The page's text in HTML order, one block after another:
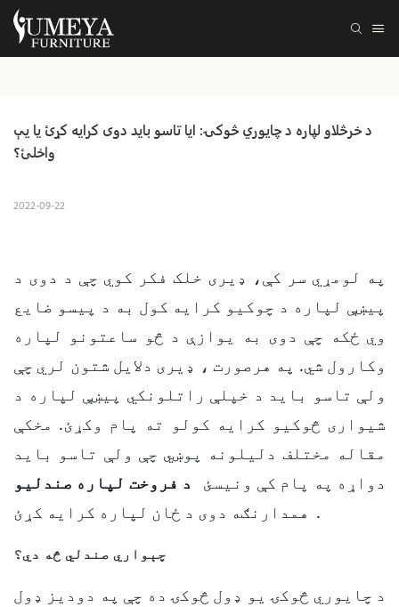
د خرڅلاو لپاره د چایوري څوکۍ: ایا تاسو باید دوی کرایه کړئ یا یې
واخلئ؟
2022-09-22
په لومړي سر کې، ډیری خلک فکر کوي چې د دوی د
پیښې لپاره د چوکیو کرایه کول به د پیسو ضایع
وي ځکه چې دوی به یوازې د څو ساعتونو لپاره
وکارول شي. په هرصورت ، ډیری دلایل شتون لري چې
ولې تاسو باید د خپلې راتلونکي پیښې لپاره د
شیواری څوکیو کرایه کولو ته پام وکړئ. مخکې
مقاله مختلف دلیلونه پوښي چې ولې تاسو باید
دواړه په پام کې ونیسئ
د فروخت لپاره صندليو
همدارنګه دوی د ځان لپاره کرایه کړئ.
چېواري صندلي څه دي؟
د چایوري څوکۍ یو ډول څوکۍ ده چې په دودیز ډول